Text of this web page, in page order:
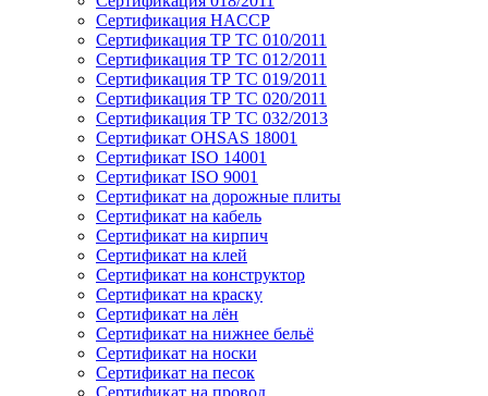
Сертификация HACCP
Сертификация ТР ТС 010/2011
Сертификация ТР ТС 012/2011
Сертификация ТР ТС 019/2011
Сертификация ТР ТС 020/2011
Сертификация ТР ТС 032/2013
Сертификат OHSAS 18001
Сертификат ISO 14001
Сертификат ISO 9001
Сертификат на дорожные плиты
Сертификат на кабель
Сертификат на кирпич
Сертификат на клей
Сертификат на конструктор
Сертификат на краску
Сертификат на лён
Сертификат на нижнее бельё
Сертификат на носки
Сертификат на песок
Сертификат на провод